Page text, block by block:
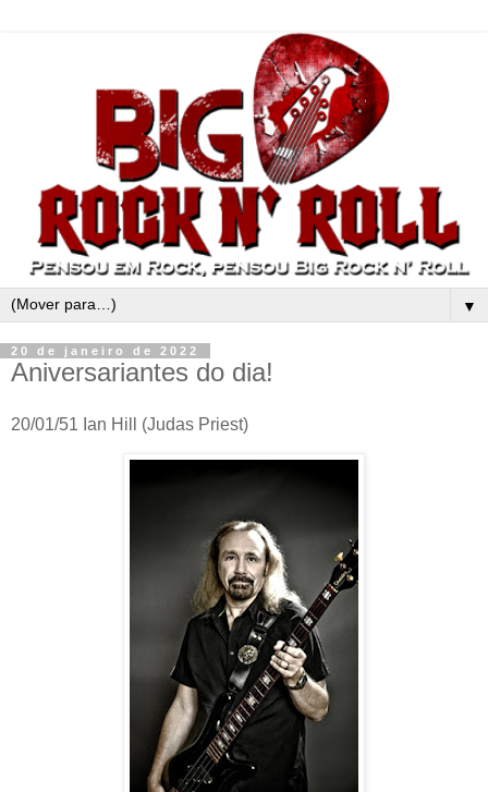
▼
20 de janeiro de 2022
Aniversariantes do dia!
20/01/51 Ian Hill (Judas Priest)